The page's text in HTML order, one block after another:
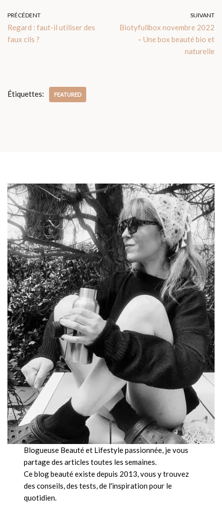
PRÉCÉDENT
Regard : faut-il utiliser des
faux cils ?
SUIVANT
Biotyfullbox novembre 2022
– Une box beauté bio et
naturelle
Étiquettes: FEATURED
Blogueuse Beauté et Lifestyle passionnée, je vous
partage des articles toutes les semaines.
Ce blog beauté existe depuis 2013, vous y trouvez
des conseils, des tests, de l'inspiration pour le
quotidien.